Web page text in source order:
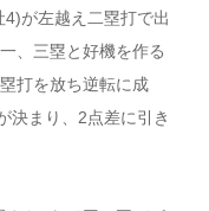
が左越え二塁打で出
、三塁と好機を作る
打を放ち逆転に成
決まり、2点差に引き